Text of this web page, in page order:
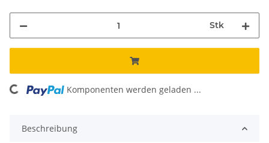
Stk
Komponenten werden geladen ...
Beschreibung